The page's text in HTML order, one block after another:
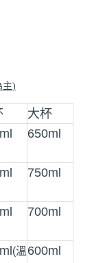
主)
大杯
650ml
750ml
700ml
(溫600ml